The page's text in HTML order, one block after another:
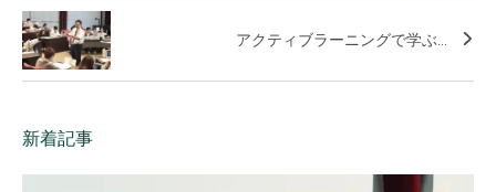
アクティブラーニングで学ぶ...
新着記事